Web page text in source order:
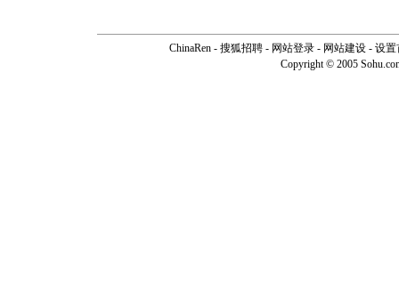
ChinaRen - 搜狐招聘 - 网站登录 - 网站建设 - 设置
Copyright © 2005